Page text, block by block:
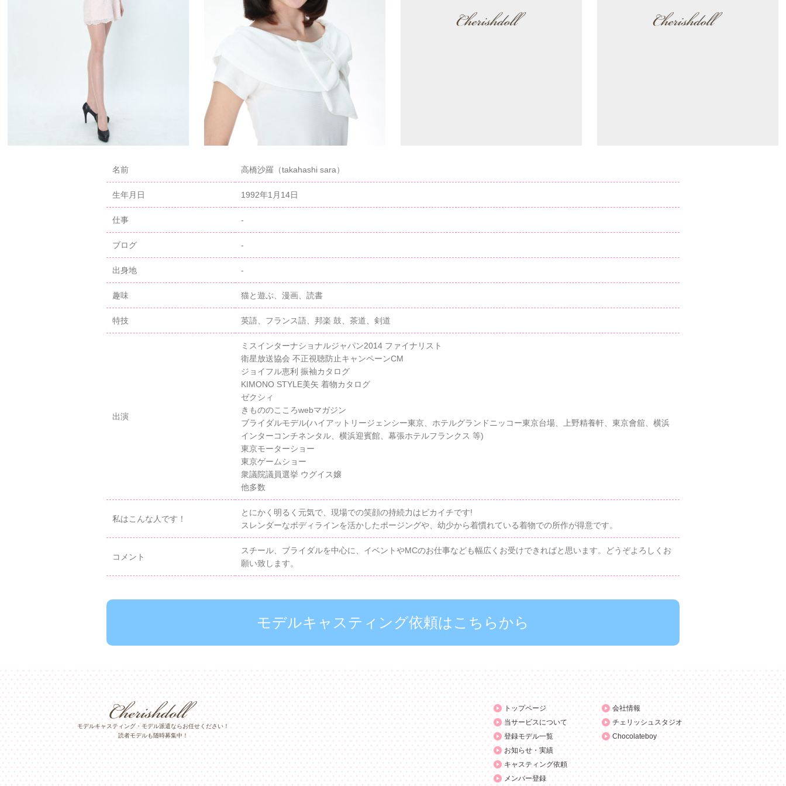
名前 高橋沙羅（takahashi sara）
生年月日 1992年1月14日
仕事 -
ブログ -
出身地 -
趣味 猫と遊ぶ、漫画、読書
特技 英語、フランス語、邦楽 鼓、茶道、剣道
出演
ミスインターナショナルジャパン2014 ファイナリスト
衛星放送協会 不正視聴防止キャンペーンCM
ジョイフル恵利 振袖カタログ
KIMONO STYLE美矢 着物カタログ
ゼクシィ
きもののこころwebマガジン
ブライダルモデル(ハイアットリージェンシー東京、ホテルグランドニッコー東京台場、上野精養軒、東京會舘、横浜
インターコンチネンタル、横浜迎賓館、幕張ホテルフランクス 等)
東京モーターショー
東京ゲームショー
衆議院議員選挙 ウグイス嬢
他多数
私はこんな人です！
とにかく明るく元気で、現場での笑顔の持続力はピカイチです!
スレンダーなボディラインを活かしたポージングや、幼少から着慣れている着物での所作が得意です。
コメント
スチール、ブライダルを中心に、イベントやMCのお仕事なども幅広くお受けできればと思います。どうぞよろしくお
願い致します。
モデルキャスティング依頼はこちらから
モデルキャスティング・モデル派遣ならお任せください！
読者モデルも随時募集中！
トップページ
当サービスについて
登録モデル一覧
お知らせ・実績
キャスティング依頼
メンバー登録
会社情報
チェリッシュスタジオ
Chocolateboy